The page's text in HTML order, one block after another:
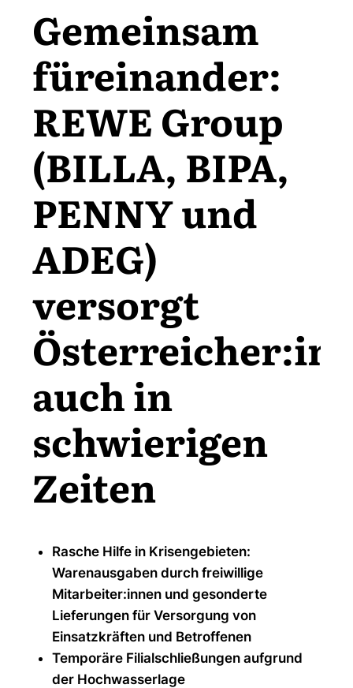
Kontakt
Gemeinsam
füreinander:
REWE Group
(BILLA, BIPA,
PENNY und
ADEG)
versorgt
auch in
schwierigen
Zeiten
Rasche Hilfe in Krisengebieten:
Warenausgaben durch freiwillige
Mitarbeiter:innen und gesonderte
Lieferungen für Versorgung von
Einsatzkräften und Betroffenen
Temporäre Filialschließungen aufgrund
der Hochwasserlage